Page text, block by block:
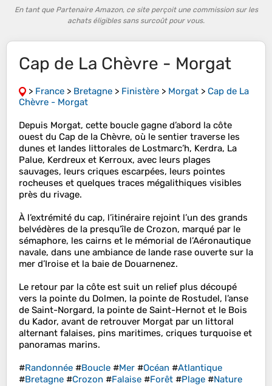
En tant que Partenaire Amazon, ce site perçoit une commission sur les
achats éligibles sans surcoût pour vous.
Cap de La Chèvre - Morgat
> France > Bretagne > Finistère > Morgat > Cap de La
Chèvre - Morgat
Depuis Morgat, cette boucle gagne d’abord la côte
ouest du Cap de la Chèvre, où le sentier traverse les
dunes et landes littorales de Lostmarc’h, Kerdra, La
Palue, Kerdreux et Kerroux, avec leurs plages
sauvages, leurs criques escarpées, leurs pointes
rocheuses et quelques traces mégalithiques visibles
près du rivage.
À l’extrémité du cap, l’itinéraire rejoint l’un des grands
belvédères de la presqu’île de Crozon, marqué par le
sémaphore, les cairns et le mémorial de l’Aéronautique
navale, dans une ambiance de lande rase ouverte sur la
mer d’Iroise et la baie de Douarnenez.
Le retour par la côte est suit un relief plus découpé
vers la pointe du Dolmen, la pointe de Rostudel, l’anse
de Saint-Norgard, la pointe de Saint-Hernot et le Bois
du Kador, avant de retrouver Morgat par un littoral
alternant falaises, pins maritimes, criques turquoise et
panoramas marins.
#Randonnée #Boucle #Mer #Océan #Atlantique
#Bretagne #Crozon #Falaise #Forêt #Plage #Nature